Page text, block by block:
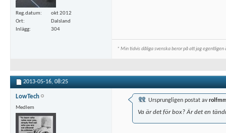
Reg.datum
okt 2012
Ort
Dalsland
Inlägg
304
* Min tidvis dåliga svenska beror på att jag
2013-05-16, 08:25
LowTech
Medlem
Ursprungligen postat av
Va är det för box? Är det en